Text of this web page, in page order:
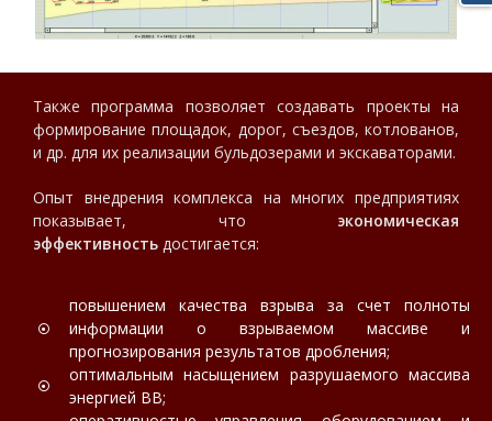
Также программа позволяет создавать проекты на
формирование площадок, дорог, съездов, котлованов,
и др. для их реализации бульдозерами и экскаваторами.
Опыт внедрения комплекса на многих предприятиях
показывает, что экономическая
эффективность достигается:
повышением качества взрыва за счет полноты
информации о взрываемом массиве и
прогнозирования результатов дробления;
оптимальным насыщением разрушаемого массива
энергией ВВ;